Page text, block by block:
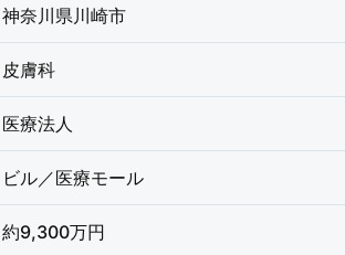
神奈川県川崎市
皮膚科
医療法人
ビル／医療モール
約9,300万円